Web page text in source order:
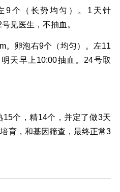
9个（长势均匀）。1天针
见医生，不抽血。
。卵泡右9个（均匀）。左11
天早上10:00抽血。24号取
个，精14个，并定了做3天
育，和基因筛查，最终正常3